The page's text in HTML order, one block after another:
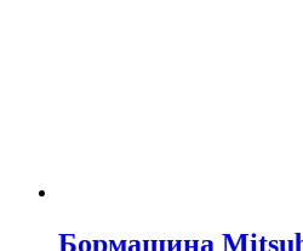
Бормашина